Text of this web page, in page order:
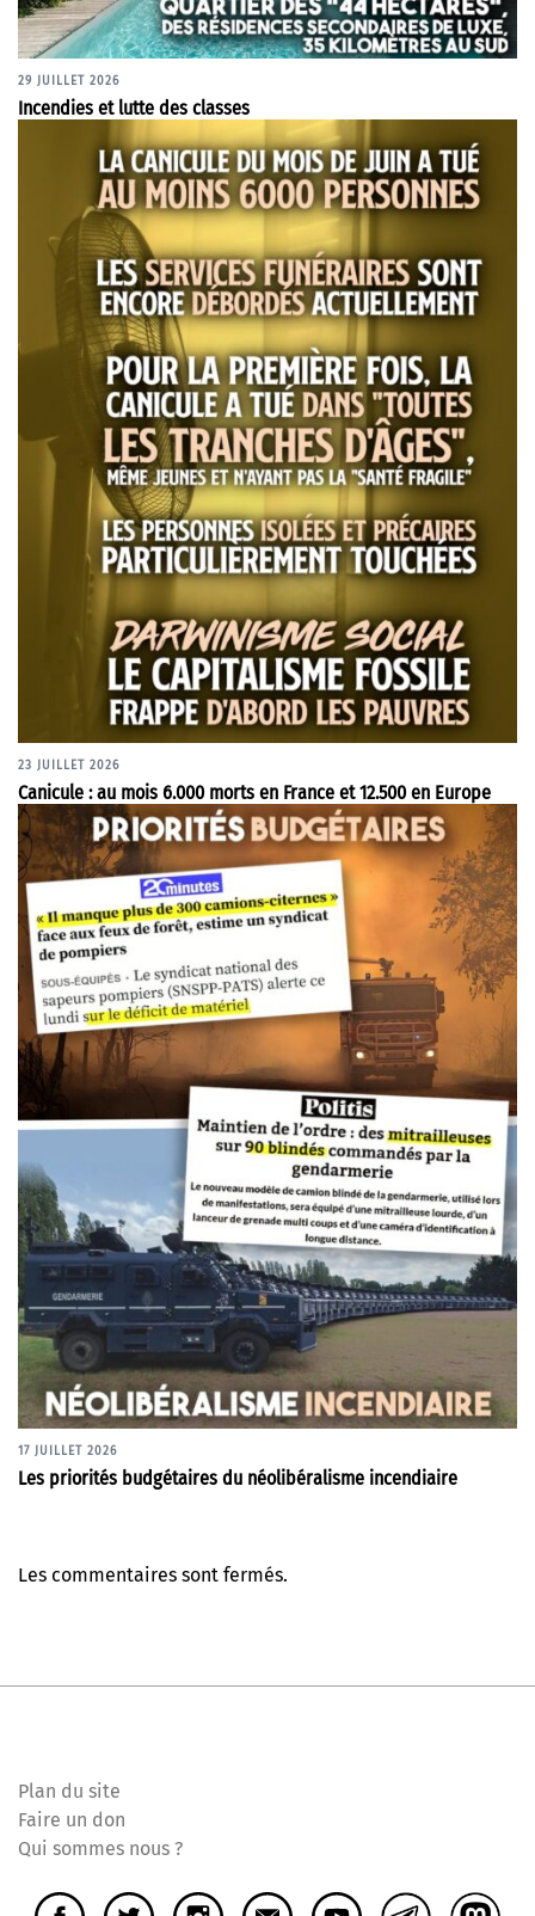
29 JUILLET 2026
Incendies et lutte des classes
23 JUILLET 2026
Canicule : au mois 6.000 morts en France et 12.500 en Europe
17 JUILLET 2026
Les priorités budgétaires du néolibéralisme incendiaire
Les commentaires sont fermés.
Plan du site
Faire un don
Qui sommes nous ?